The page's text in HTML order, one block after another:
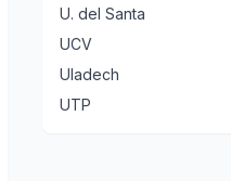
U. del Santa
UCV
Uladech
UTP